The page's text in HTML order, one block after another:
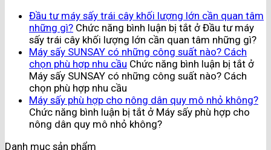
Đầu tư máy sấy trái cây khối lượng lớn cần quan tâm
những gì? Chức năng bình luận bị tắt ở Đầu tư máy
sấy trái cây khối lượng lớn cần quan tâm những gì?
Máy sấy SUNSAY có những công suất nào? Cách
chọn phù hợp nhu cầu Chức năng bình luận bị tắt ở
Máy sấy SUNSAY có những công suất nào? Cách
chọn phù hợp nhu cầu
Máy sấy phù hợp cho nông dân quy mô nhỏ không?
Chức năng bình luận bị tắt ở Máy sấy phù hợp cho
nông dân quy mô nhỏ không?
Danh mục sản phẩm